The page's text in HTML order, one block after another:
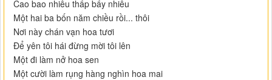
Cao bao nhiêu thấp bấy nhiêu
Một hai ba bốn năm chiều rồi... thôi
Nơi này chán vạn hoa tươi
Để yên tôi hái đừng mời tôi lên
Một đi làm nở hoa sen
Một cười làm rụng hàng nghìn hoa mai